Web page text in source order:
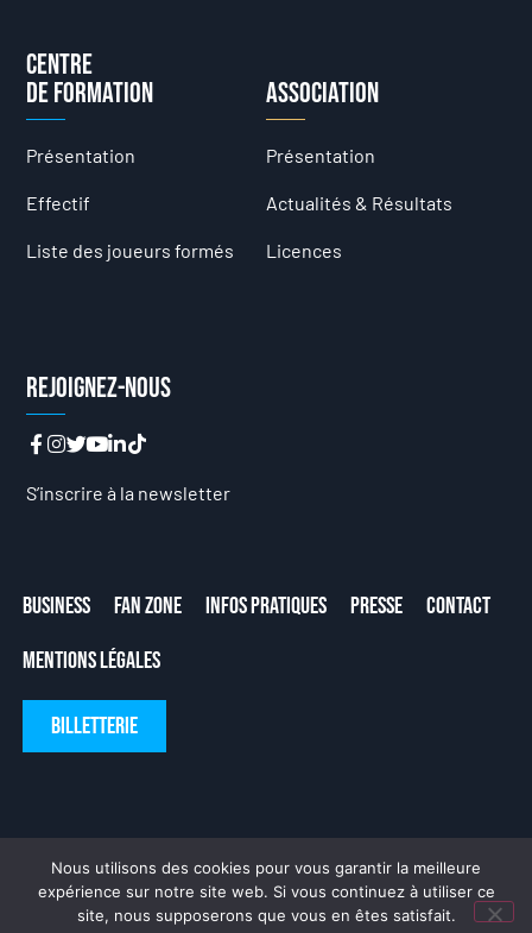
Centre
de formation
Présentation
Effectif
Liste des joueurs formés
Association
Présentation
Actualités & Résultats
Licences
Rejoignez-nous
S’inscrire à la newsletter
Business Fan Zone Infos Pratiques Presse
Contact
Mentions Légales
Billetterie
Fait avec ❤ parDeLaCrème
Nous utilisons des cookies pour vous garantir la meilleure
expérience sur notre site web. Si vous continuez à utiliser ce
site, nous supposerons que vous en êtes satisfait.